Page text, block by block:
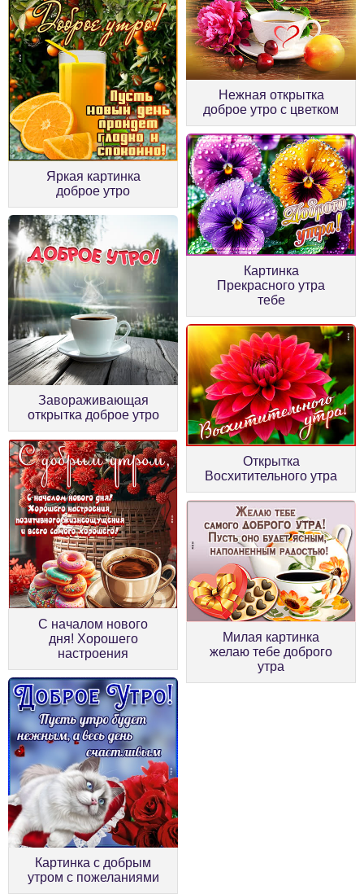
Яркая картинка
доброе утро
Нежная открытка
доброе утро с цветком
Завораживающая
открытка доброе утро
Картинка
Прекрасного утра
тебе
С началом нового
дня! Хорошего
настроения
Открытка
Восхитительного утра
Картинка с добрым
утром с пожеланиями
Милая картинка
желаю тебе доброго
утра